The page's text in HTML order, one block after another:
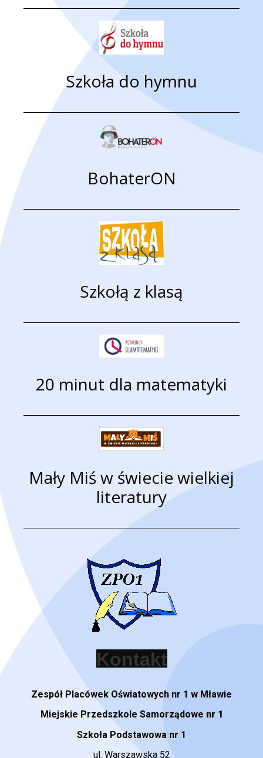
Szkoła do hymnu
BohaterON
Szkołą z klasą
20 minut dla matematyki
Mały Miś w świecie wielkiej
literatury
Zespół Placówek Oświatowych nr 1 w Mławie
Miejskie Przedszkole Samorządowe nr 1
Szkoła Podstawowa nr 1
ul. Warszawska 52